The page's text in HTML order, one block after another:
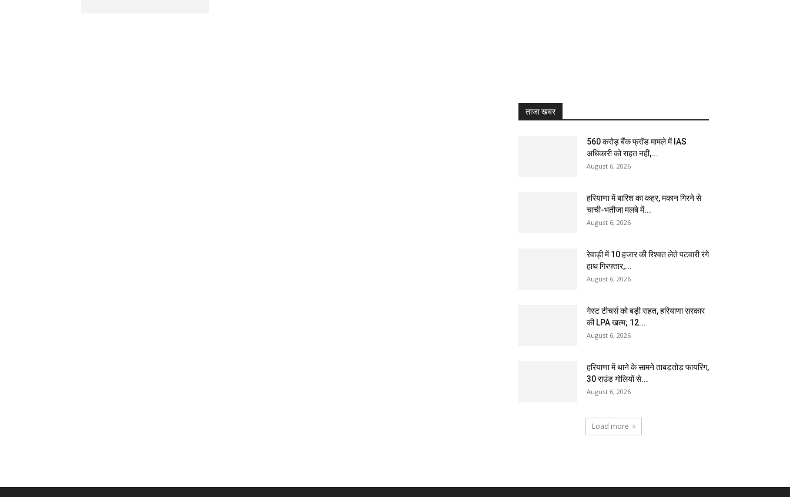
ताजा खबर
₹560 करोड़ बैंक फ्रॉड मामले में IAS
अधिकारी को राहत नहीं,...
August 6, 2026
हरियाणा में बारिश का कहर, मकान गिरने से
चाची-भतीजा मलबे में...
August 6, 2026
रेवाड़ी में 10 हजार की रिश्वत लेते पटवारी रंगे
हाथ गिरफ्तार,...
August 6, 2026
गेस्ट टीचर्स को बड़ी राहत, हरियाणा सरकार
की LPA खत्म; 12...
August 6, 2026
हरियाणा में थाने के सामने ताबड़तोड़ फायरिंग,
30 राउंड गोलियों से...
August 6, 2026
Load more